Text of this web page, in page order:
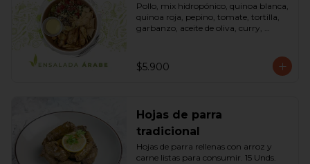
Pollo, mix hidropónico, quinoa blanca,
quinoa roja, pepino, tomate, tortilla,
garbanzo, aceite de oliva, curry,
Bowl.
$5.900
Hojas de parra
tradicional
Hojas de parra rellenas con arroz y
carne listas para consumir. 15 Unds.